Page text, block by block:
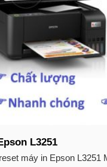
L3251
máy in Epson L3251